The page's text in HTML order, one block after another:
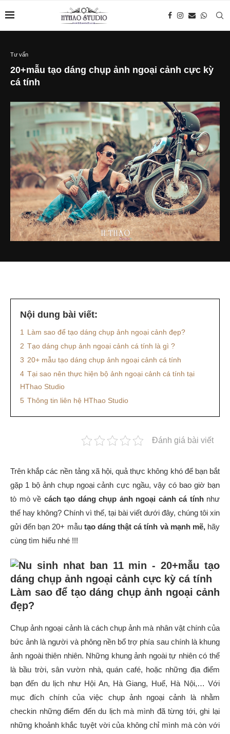
Tư vấn
20+mẫu tạo dáng chụp ảnh ngoại cảnh cực kỳ
cá tính
Nội dung bài viết:
1 Làm sao để tạo dáng chụp ảnh ngoại cảnh đẹp?
2 Tạo dáng chụp ảnh ngoại cảnh cá tính là gì ?
3 20+ mẫu tạo dáng chụp ảnh ngoại cảnh cá tính
4 Tại sao nên thực hiện bộ ảnh ngoại cảnh cá tính tại
HThao Studio
5 Thông tin liên hệ HThao Studio
Đánh giá bài viết
Trên khắp các nền tảng xã hội, quả thực không khó để bạn bắt
gặp 1 bộ ảnh chụp ngoại cảnh cực ngầu, vậy có bao giờ bạn
tò mò về cách tạo dáng chụp ảnh ngoại cảnh cá tính như
thế hay không? Chính vì thế, tại bài viết dưới đây, chúng tôi xin
gửi đến bạn 20+ mẫu tạo dáng thật cá tính và mạnh mẽ, hãy
cùng tìm hiểu nhé !!!
Làm sao để tạo dáng chụp ảnh ngoại cảnh
đẹp?
Chụp ảnh ngoại cảnh là cách chụp ảnh mà nhân vật chính của
bức ảnh là người và phông nền bổ trợ phía sau chính là khung
ảnh ngoài thiên nhiên. Những khung ảnh ngoài tự nhiên có thể
là bầu trời, sân vườn nhà, quán café, hoặc những địa điểm
bạn đến du lịch như Hội An, Hà Giang, Huế, Hà Nội,… Với
mục đích chính của việc chụp ảnh ngoại cảnh là nhằm
checkin những điểm đến du lịch mà mình đã từng tới, ghi lại
những khoảnh khắc tuyệt vời của không chỉ mình mà còn với